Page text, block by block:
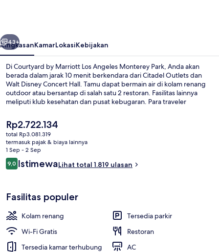
Monterey
Park
Berikutnya
43+
RingkasanKamarLokasiKebijakan
Di Courtyard by Marriott Los Angeles Monterey Park, Anda akan
berada dalam jarak 10 menit berkendara dari Citadel Outlets dan
Walt Disney Concert Hall. Tamu dapat bermain air di kolam renang
outdoor atau bersantap di salah satu 2 restoran. Fasilitas lainnya
meliputi klub kesehatan dan pusat kebugaran. Para traveler
Harga
saat
ini
Rp2.722.134
Rp2.722.134
total Rp3.081.319
termasuk pajak & biaya lainnya
1 Sep - 2 Sep
Ulasan
9,09,0 dari 10
IstimewaLihat total 1.819 ulasan
Fasilitas populer
Kolam renang
Tersedia parkir
Wi-Fi Gratis
Restoran
Tersedia kamar terhubung
AC